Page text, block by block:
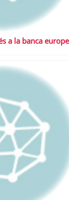
a la banca